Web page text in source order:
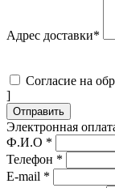
Адрес доставки*
Согласие на
]
Отправить
Электронная
Ф.И.О *
Телефон *
E-mail *